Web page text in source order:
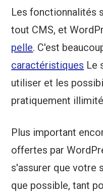
Les fonctionnalités
tout CMS, et
pelle. C'est
caractéristiques Le
utiliser et les
pratiquement
Plus important
offertes par
s'assurer que votre
que possible, tant